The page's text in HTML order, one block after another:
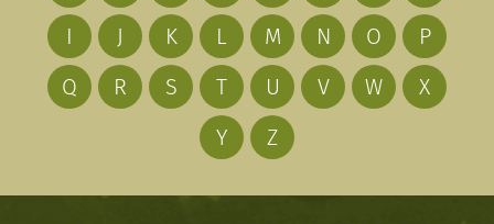
I
J K L M N O
P
Q
R S T U V W
X
Y
Z